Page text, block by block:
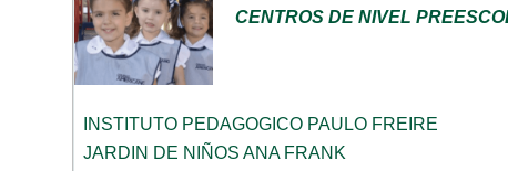
CENTROS DE NIVEL
INSTITUTO PEDAGOGICO PAULO FREIRE
JARDIN DE NIÑOS ANA FRANK